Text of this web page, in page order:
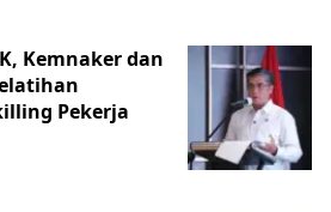
Kemnaker dan
Pekerja